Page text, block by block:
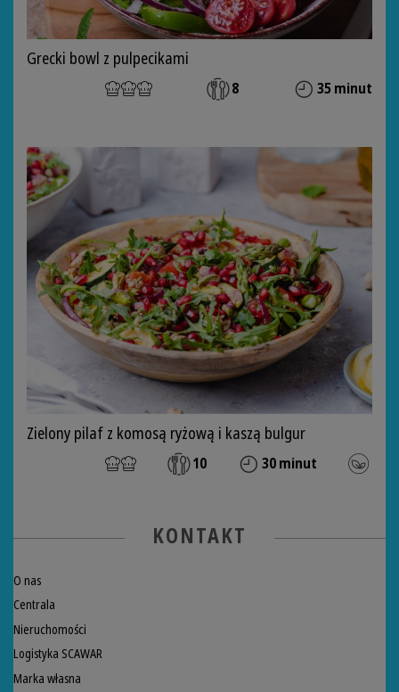
Grecki bowl z pulpecikami
8 35 minut
Zielony pilaf z komosą ryżową i kaszą bulgur
10 30 minut
KONTAKT
O nas
Centrala
Nieruchomości
Logistyka SCAWAR
Marka własna